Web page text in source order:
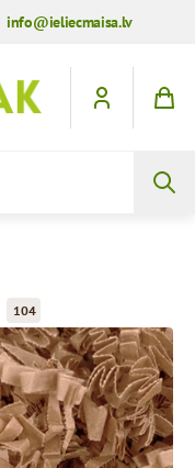
info@ieliecmaisa.lv
104